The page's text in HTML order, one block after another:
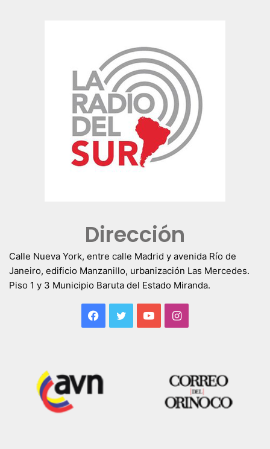
Dirección
Calle Nueva York, entre calle Madrid y avenida Río de
Janeiro, edificio Manzanillo, urbanización Las Mercedes.
Piso 1 y 3 Municipio Baruta del Estado Miranda.
Facebook
TwitterYouTubeInstagram